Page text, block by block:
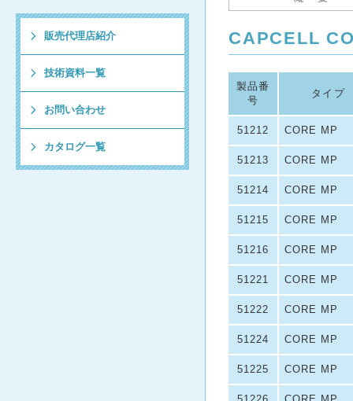
CAPCELL
製品番
号
タイプ
51212 CORE MP
51213 CORE MP
51214 CORE MP
51215 CORE MP
51216 CORE MP
51221 CORE MP
51222 CORE MP
51224 CORE MP
51225 CORE MP
販売代理店紹介
技術資料一覧
お問い合わせ
カタログ一覧